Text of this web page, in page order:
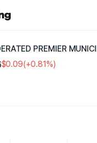
PREMIER
$0.09(+0.81%)